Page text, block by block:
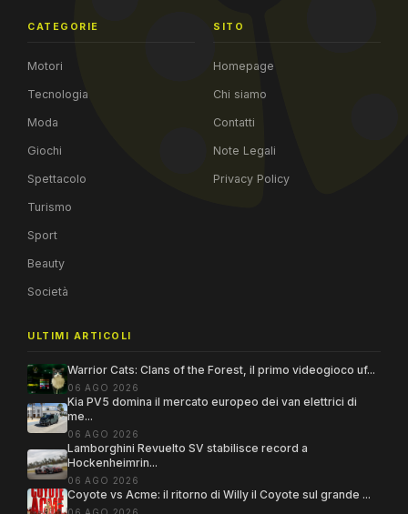
CATEGORIE
Motori
Tecnologia
Moda
Giochi
Spettacolo
Turismo
Sport
Beauty
Società
SITO
Homepage
Chi siamo
Contatti
Note Legali
Privacy Policy
ULTIMI ARTICOLI
Warrior Cats: Clans of the Forest, il primo videogioco uf...
06 AGO 2026
Kia PV5 domina il mercato europeo dei van elettrici di
me...
06 AGO 2026
Lamborghini Revuelto SV stabilisce record a
Hockenheimrin...
06 AGO 2026
Coyote vs Acme: il ritorno di Willy il Coyote sul grande ...